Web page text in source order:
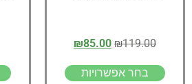
₪119.00
₪85.00
בחר אפשרויות